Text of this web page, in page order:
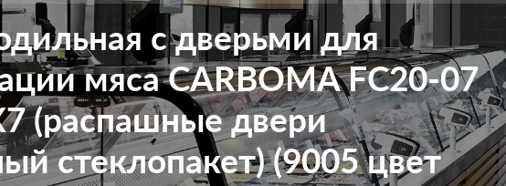
с дверьми для
мяса CARBOMA FC20-07
(распашные двери
стеклопакет) (9005 цвет